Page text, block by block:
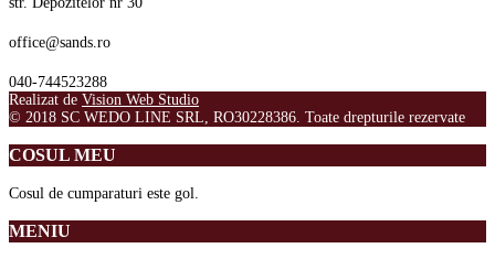
office@sands.ro
040-744523288
Realizat de Vision Web Studio
© 2018 SC WEDO LINE SRL, RO30228386. Toate drepturile rezervate
COSUL MEU
Cosul de cumparaturi este gol.
MENIU